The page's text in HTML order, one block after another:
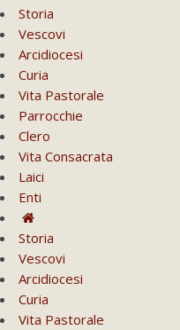
Storia
Vescovi
Arcidiocesi
Curia
Vita Pastorale
Parrocchie
Clero
Vita Consacrata
Laici
Enti
Storia
Vescovi
Arcidiocesi
Curia
Vita Pastorale